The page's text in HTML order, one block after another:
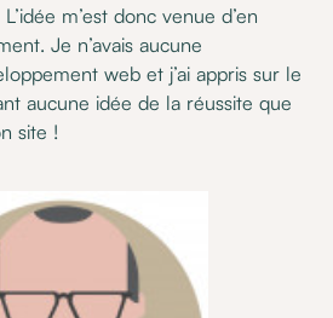
m’est donc venue d’en
Je n’avais aucune
web et j’ai appris sur le
aucune idée de la réussite que
site !